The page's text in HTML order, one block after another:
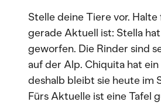
Stelle deine Tiere vor. Halte
gerade Aktuell ist: Stella
geworfen. Die Rinder sind
auf der Alp. Chiquita hat ein
deshalb bleibt sie heute im
Fürs Aktuelle ist eine Tafel